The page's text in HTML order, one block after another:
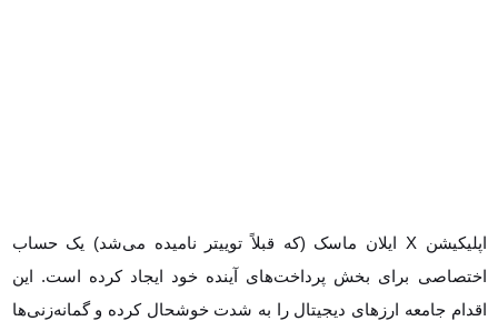
اپلیکیشن X ایلان ماسک (که قبلاً توییتر نامیده می‌شد) یک حساب
اختصاصی برای بخش پرداخت‌های آینده خود ایجاد کرده است. این اقدام
جامعه ارزهای دیجیتال را به شدت خوشحال کرده و گمانه‌زنی‌ها در مورد